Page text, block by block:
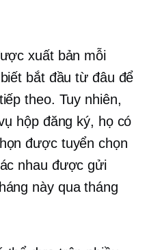
xuất bản mỗi
bắt đầu từ đâu để
theo. Tuy nhiên,
hộp đăng ký, họ có
được tuyển chọn
nhau được gửi
này qua tháng